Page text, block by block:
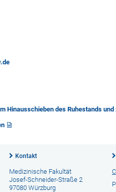
Hinausschieben des Ruhestands
Kontakt
Medizinische Fakultät
Josef-Schneider-Straße 2
97080 Würzburg